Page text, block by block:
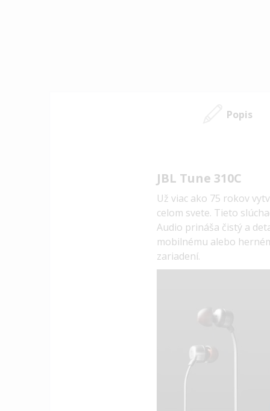
Popis
JBL Tune 310C
Už viac ako 75 rokov
celom svete. Tieto
Audio prináša čistý a
mobilnému alebo
zariadení.